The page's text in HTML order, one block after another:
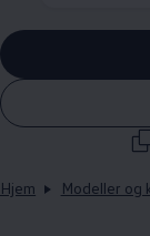
Hjem Modeller og